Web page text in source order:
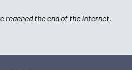
reached the end of the internet.